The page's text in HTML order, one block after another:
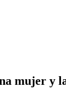
mujer y